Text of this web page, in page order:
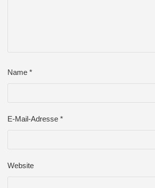
Name *
E-Mail-Adresse *
Website